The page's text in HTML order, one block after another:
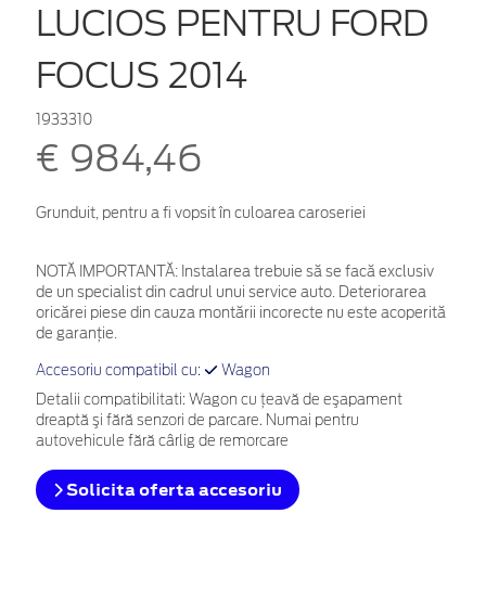
LUCIOS PENTRU FORD
FOCUS 2014
1933310
€ 984,46
Grunduit, pentru a fi vopsit în culoarea caroseriei
NOTĂ IMPORTANTĂ: Instalarea trebuie să se facă exclusiv
de un specialist din cadrul unui service auto. Deteriorarea
oricărei piese din cauza montării incorecte nu este acoperită
de garanţie.
Accesoriu compatibil cu: Wagon
Detalii compatibilitati: Wagon cu ţeavă de eşapament
dreaptă şi fără senzori de parcare. Numai pentru
autovehicule fără cârlig de remorcare
Solicita oferta accesoriu